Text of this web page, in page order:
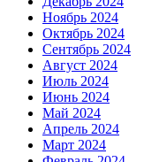
Ноябрь 2024
Октябрь 2024
Сентябрь 2024
Август 2024
Июль 2024
Июнь 2024
Май 2024
Апрель 2024
Март 2024